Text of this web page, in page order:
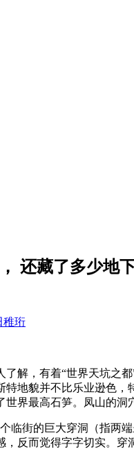
还藏了多少地
稚珩
解，有着“世界天坑之
地貌并不比乐业逊色
界最高石笋。凤山的
临街的巨大穿洞（指两
反而觉得字字切实。